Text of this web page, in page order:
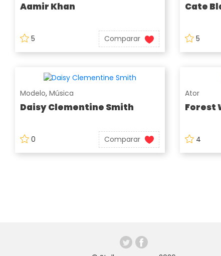
Aamir Khan
5 Comparar
Cate
5
Modelo, Música
Daisy Clementine Smith
0 Comparar
Ator
Forest
4